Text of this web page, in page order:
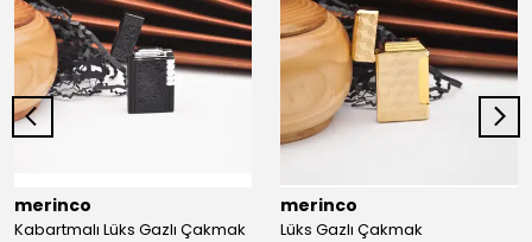
merinco
Kabartmalı Lüks Gazlı Çakmak
merinco
Lüks Gazlı Çakmak